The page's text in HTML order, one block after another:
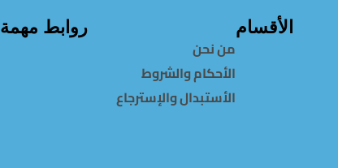
الأقسام روابط مهمة
من نحن
الأحكام والشروط
الأستبدال والإسترجاع